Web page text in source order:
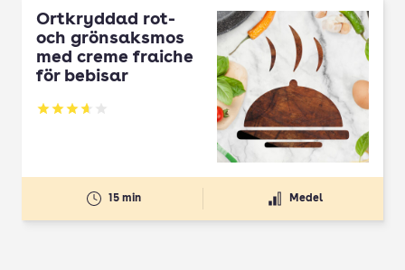
Örtkryddad rot-
och grönsaksmos
med creme fraiche
för bebisar
Betyg: 3.67 av 5
15 min Medel